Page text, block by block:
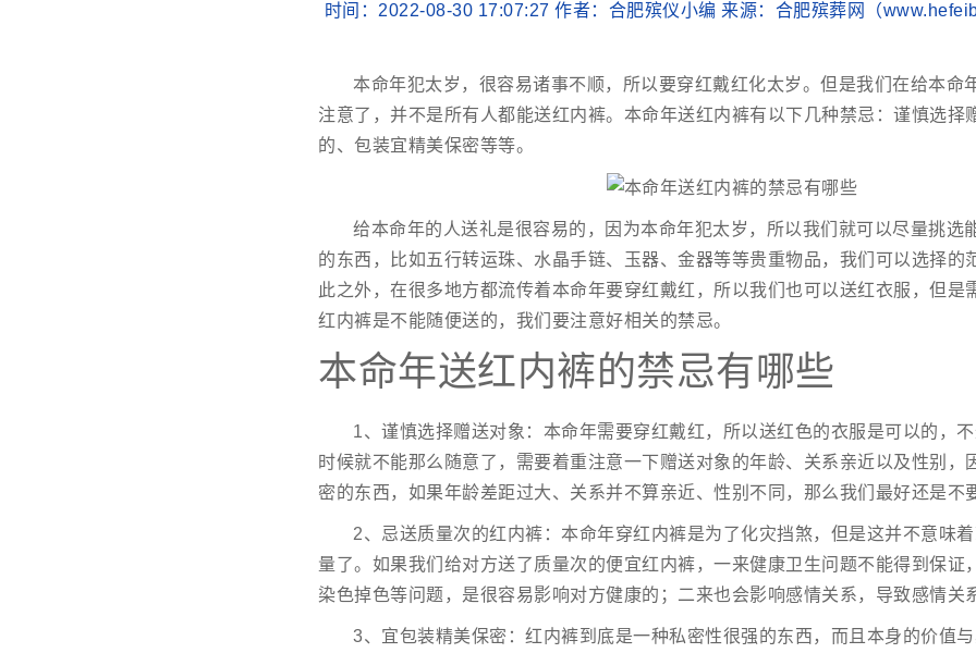
时间：2022-08-30 17:07:27 作者：合肥殡仪小编 来源：合肥殡葬网（
本命年犯太岁，很容易诸事不顺，所以要穿红戴红化太岁。但是我们在给本命
注意了，并不是所有人都能送红内裤。本命年送红内裤有以下几种禁忌：谨慎选择
的、包装宜精美保密等等。
给本命年的人送礼是很容易的，因为本命年犯太岁，所以我们就可以尽量挑选
的东西，比如五行转运珠、水晶手链、玉器、金器等等贵重物品，我们可以选择的
此之外，在很多地方都流传着本命年要穿红戴红，所以我们也可以送红衣服，但是
红内裤是不能随便送的，我们要注意好相关的禁忌。
本命年送红内裤的禁忌有哪些
1、谨慎选择赠送对象：本命年需要穿红戴红，所以送红色的衣服是可以的，
时候就不能那么随意了，需要着重注意一下赠送对象的年龄、关系亲近以及性别，
密的东西，如果年龄差距过大、关系并不算亲近、性别不同，那么我们最好还是不
2、忌送质量次的红内裤：本命年穿红内裤是为了化灾挡煞，但是这并不意味
量了。如果我们给对方送了质量次的便宜红内裤，一来健康卫生问题不能得到保证
染色掉色等问题，是很容易影响对方健康的；二来也会影响感情关系，导致感情关
3、宜包装精美保密：红内裤到底是一种私密性很强的东西，而且本身的价值